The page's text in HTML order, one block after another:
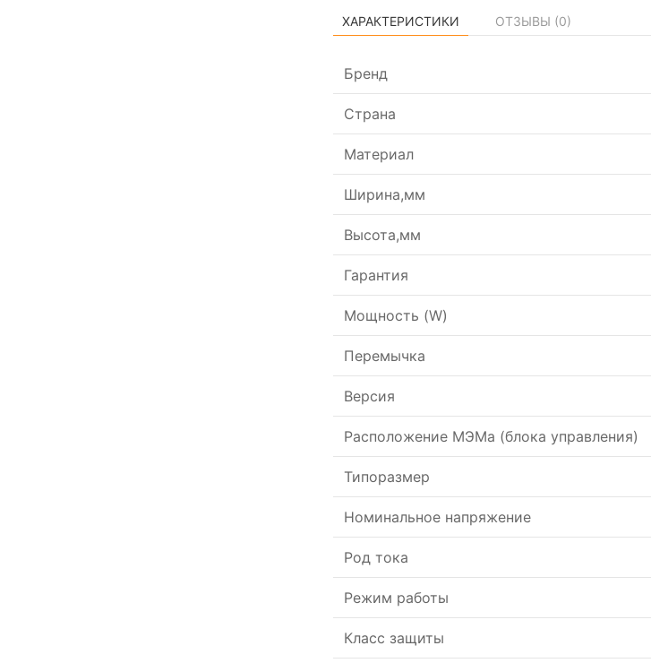
ХАРАКТЕРИСТИКИ ОТЗЫВЫ (0)
Бренд
Страна
Материал
Ширина,мм
Высота,мм
Гарантия
Мощность (W)
Перемычка
Версия
Расположение МЭМа (блока управления)
Типоразмер
Номинальное напряжение
Род тока
Режим работы
Класс защиты